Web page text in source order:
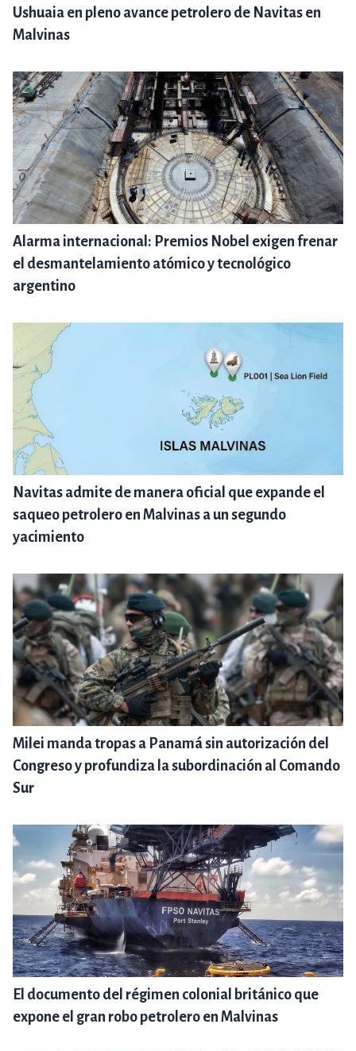
Ushuaia en pleno avance petrolero de Navitas en
Malvinas
Alarma internacional: Premios Nobel exigen frenar
el desmantelamiento atómico y tecnológico
argentino
Navitas admite de manera oficial que expande el
saqueo petrolero en Malvinas a un segundo
yacimiento
Milei manda tropas a Panamá sin autorización del
Congreso y profundiza la subordinación al Comando
Sur
El documento del régimen colonial británico que
expone el gran robo petrolero en Malvinas